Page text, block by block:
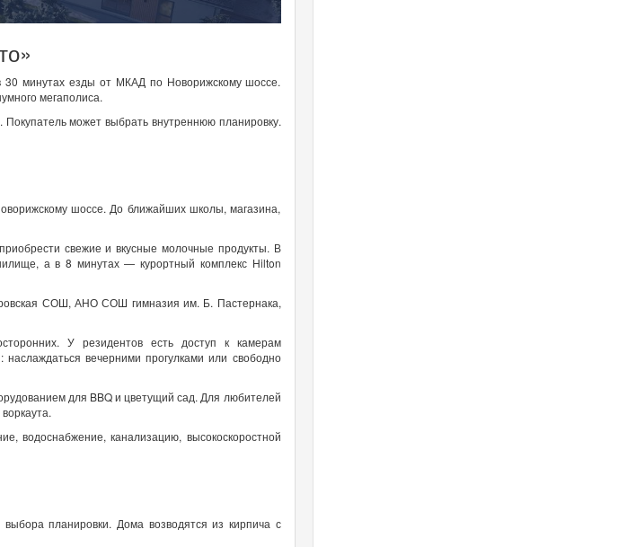
30 минутах езды от МКАД по Новорижскому шоссе.
мегаполиса.
может выбрать внутреннюю планировку.
шоссе. До ближайших школы, магазина,
свежие и вкусные молочные продукты. В
а в 8 минутах — курортный комплекс Hilton
СОШ, АНО СОШ гимназия им. Б. Пастернака,
У резидентов есть доступ к камерам
вечерними прогулками или свободно
для BBQ и цветущий сад. Для любителей
водоснабжение, канализацию, высокоскоростной
планировки. Дома возводятся из кирпича с